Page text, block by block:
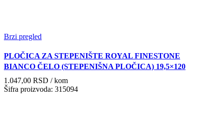
Brzi pregled
PLOČICA ZA STEPENIŠTE ROYAL FINESTONE
BIANCO ČELO (STEPENIŠNA PLOČICA) 19,5×120
1.047,00 RSD / kom
Šifra proizvoda: 315094